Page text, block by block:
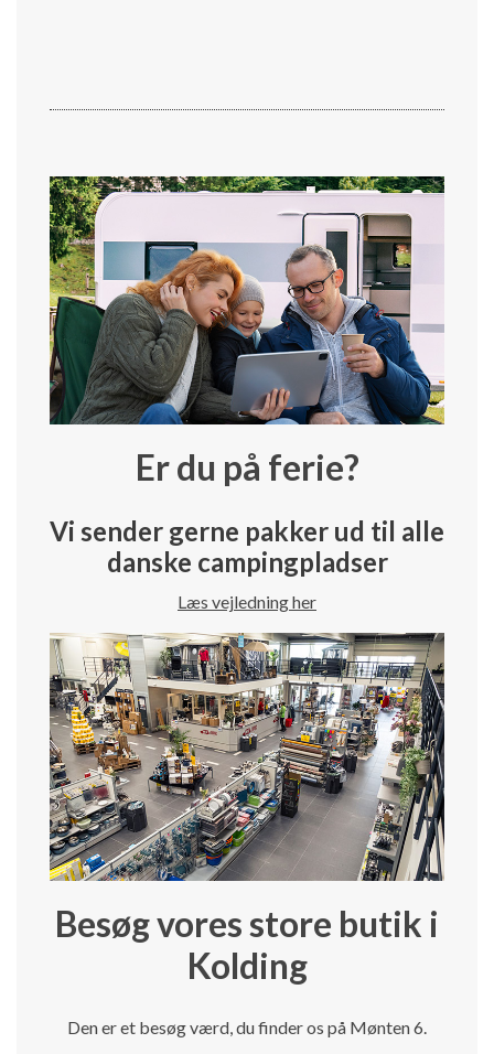
Er du på ferie?
Vi sender gerne pakker ud til alle
danske campingpladser
Læs vejledning her
Besøg vores store butik i
Kolding
Den er et besøg værd, du finder os på Mønten 6.